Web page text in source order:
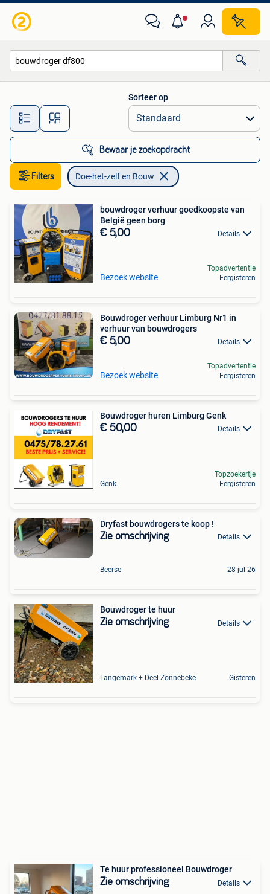
Alle afstanden…
Sorteer op
Bewaar je zoekopdracht
Filters Doe-het-zelf en Bouw
bouwdroger verhuur goedkoopste van
België geen borg
€ 5,00 Details
Bezoek website
Topadvertentie
Eergisteren
Bouwdroger verhuur Limburg Nr1 in
verhuur van bouwdrogers
€ 5,00 Details
Bezoek website
Topadvertentie
Eergisteren
Bouwdroger huren Limburg Genk
€ 50,00 Details
Genk
Topzoekertje
Eergisteren
Dryfast bouwdrogers te koop !
Zie omschrijving Details
Beerse 28 jul 26
Bouwdroger te huur
Zie omschrijving Details
Langemark + Deel Zonnebeke Gisteren
Te huur professioneel Bouwdroger
Zie omschrijving Details